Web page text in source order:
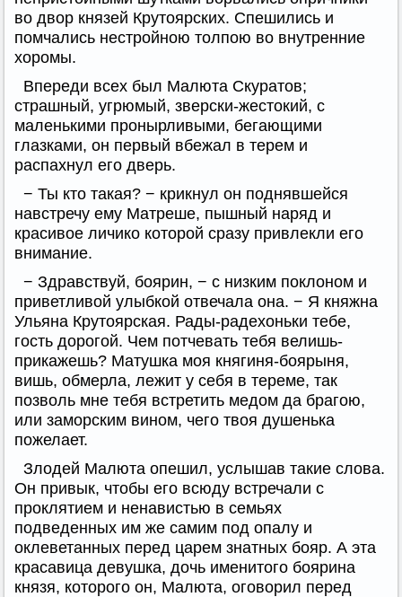
во двор князей Крутоярских. Спешились и
помчались нестройною толпою во внутренние
хоромы.
Впереди всех был Малюта Скуратов;
страшный, угрюмый, зверски-жестокий, с
маленькими пронырливыми, бегающими
глазками, он первый вбежал в терем и
распахнул его дверь.
− Ты кто такая? − крикнул он поднявшейся
навстречу ему Матреше, пышный наряд и
красивое личико которой сразу привлекли его
внимание.
− Здравствуй, боярин, − с низким поклоном и
приветливой улыбкой отвечала она. − Я княжна
Ульяна Крутоярская. Рады-радехоньки тебе,
гость дорогой. Чем потчевать тебя велишь-
прикажешь? Матушка моя княгиня-боярыня,
вишь, обмерла, лежит у себя в тереме, так
позволь мне тебя встретить медом да брагою,
или заморским вином, чего твоя душенька
пожелает.
Злодей Малюта опешил, услышав такие слова.
Он привык, чтобы его всюду встречали с
проклятием и ненавистью в семьях
подведенных им же самим под опалу и
оклеветанных перед царем знатных бояр. А эта
красавица девушка, дочь именитого боярина
князя, которого он, Малюта, оговорил перед